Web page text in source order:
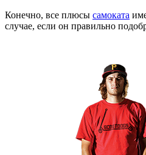
Конечно, все плюсы самоката
случае, если он правильно